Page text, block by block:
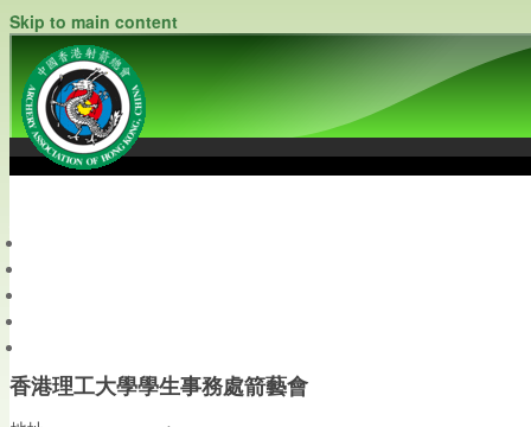
Skip to main content
香港理工大學學生事務處箭藝會